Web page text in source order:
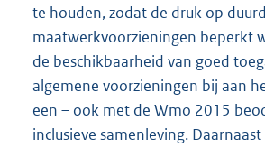
te houden, zodat de druk op
maatwerkvoorzieningen beperkt
de beschikbaarheid van goed
algemene voorzieningen bij aan
een – ook met de Wmo 2015
inclusieve samenleving.